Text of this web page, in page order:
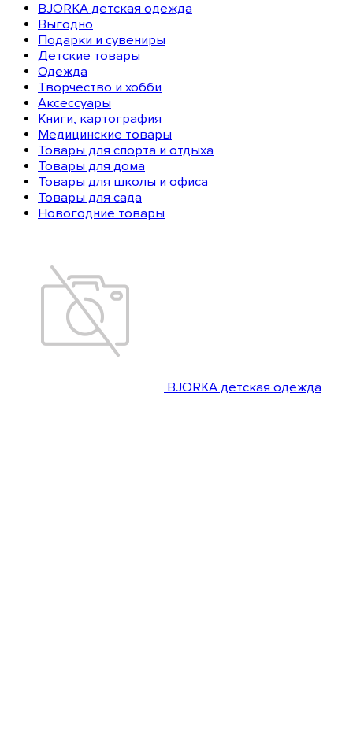
BJORKA детская одежда
Выгодно
Подарки и сувениры
Детские товары
Одежда
Творчество и хобби
Аксессуары
Книги, картография
Медицинские товары
Товары для спорта и отдыха
Товары для дома
Товары для школы и офиса
Товары для сада
Новогодние товары
BJORKA детская одежда